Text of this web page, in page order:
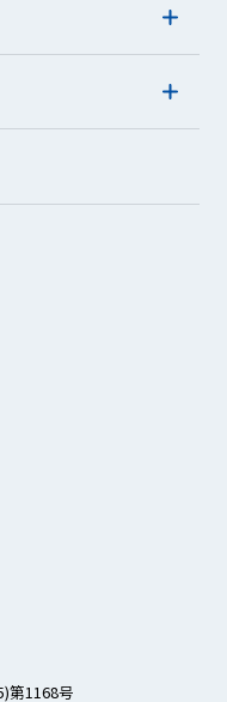
第1168号